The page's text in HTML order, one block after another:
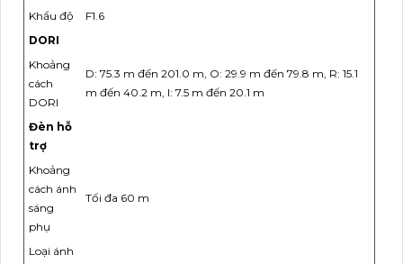
Khẩu độ
F1.6
DORI
Khoảng
cách
DORI
D: 75.3 m đến 201.0 m, O: 29.9 m đến 79.8 m, R: 15.1
m đến 40.2 m, I: 7.5 m đến 20.1 m
Đèn hỗ
trợ
Khoảng
cách ánh
sáng
phụ
Tối đa 60 m
Loại ánh